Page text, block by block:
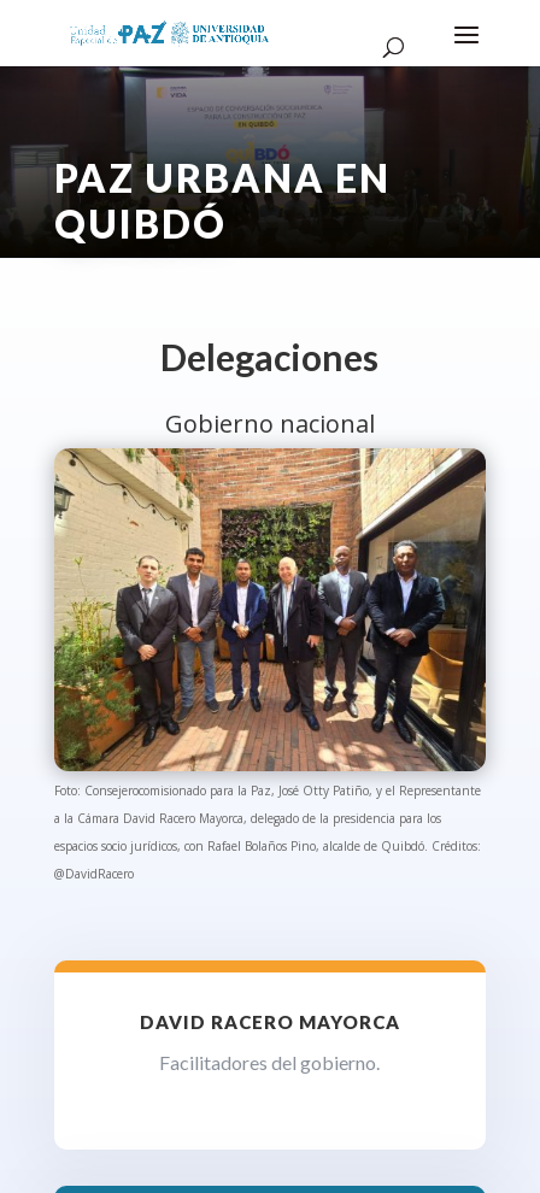
PAZ URBANA EN
QUIBDÓ
Delegaciones
Gobierno nacional
Foto: Consejerocomisionado para la Paz, José Otty Patiño, y el Representante
a la Cámara David Racero Mayorca, delegado de la presidencia para los
espacios socio jurídicos, con Rafael Bolaños Pino, alcalde de Quibdó. Créditos:
@DavidRacero
DAVID RACERO MAYORCA
Facilitadores del gobierno.